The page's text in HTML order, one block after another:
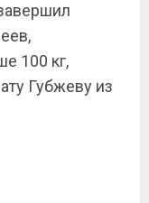
100 кг,
Губжеву из